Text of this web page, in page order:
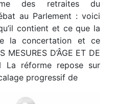
des retraites du
au Parlement : voici
contient et ce que la
la concertation et ce
MESURES D’ÂGE ET DE
La réforme repose sur
progressif de